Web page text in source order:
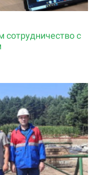
сотрудничество с